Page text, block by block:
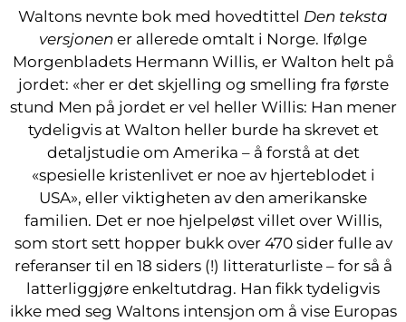
Waltons nevnte bok med hovedtittel Den teksta
versjonen er allerede omtalt i Norge. Ifølge
Morgenbladets Hermann Willis, er Walton helt på
jordet: «her er det skjelling og smelling fra første
stund Men på jordet er vel heller Willis: Han mener
tydeligvis at Walton heller burde ha skrevet et
detaljstudie om Amerika – å forstå at det
«spesielle kristenlivet er noe av hjerteblodet i
USA», eller viktigheten av den amerikanske
familien. Det er noe hjelpeløst villet over Willis,
som stort sett hopper bukk over 470 sider fulle av
referanser til en 18 siders (!) litteraturliste – for så å
latterliggjøre enkeltutdrag. Han fikk tydeligvis
ikke med seg Waltons intensjon om å vise Europas